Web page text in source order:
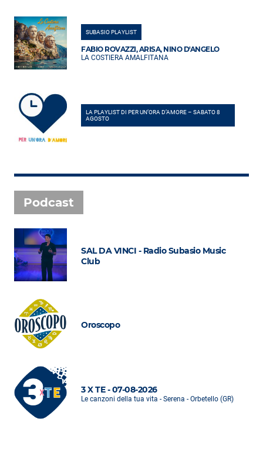
SUBASIO PLAYLIST
FABIO ROVAZZI, ARISA, NINO D'ANGELO
LA COSTIERA AMALFITANA
LA PLAYLIST DI PER UN’ORA D’AMORE – SABATO 8
AGOSTO
Podcast
SAL DA VINCI - Radio Subasio Music
Club
Oroscopo
3 X TE - 07-08-2026
Le canzoni della tua vita - Serena - Orbetello (GR)